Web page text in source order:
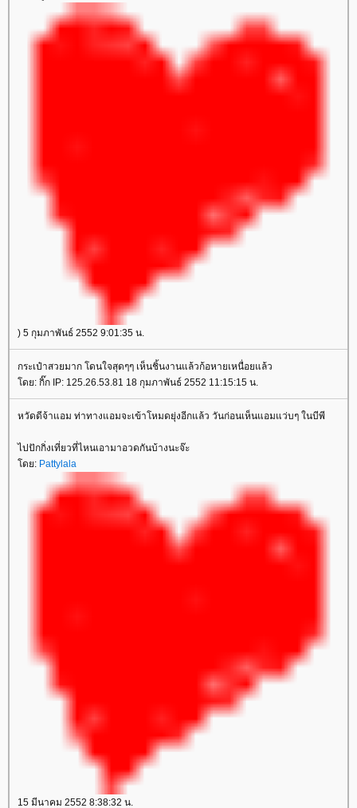
) 5 กุมภาพันธ์ 2552 9:01:35 น.
กระเป๋าสวยมาก โดนใจสุดๆๆ เห็นชิ้นงานแล้วก้อหายเหนื่อยแล้ว
ดย: กิ๊ก IP: 125.26.53.81 18 กุมภาพันธ์ 2552 11:15:15 น.
หวัดดีจ้าแอม ท่าทางแอมจะเข้าโหมดยุ่งอีกแล้ว วันก่อนเห็นแอมแว่บๆ ในบีพี
ไปปักกิ่งเที่ยวที่ไหนเอามาอวดกันบ้างนะจ๊ะ
ดย: Pattylala
15 มีนาคม 2552 8:38:32 น.